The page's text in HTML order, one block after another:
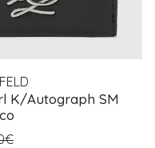
K/Autograph SM